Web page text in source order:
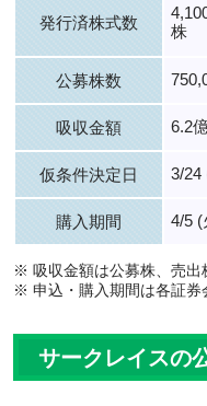
発行済株式数
株
公募株数
吸収金額 6.2
仮条件決定日 3/24
購入期間 4/5 (
※ 吸収金額は公募株、売出
※ 申込・購入期間は各証券
サークレイスの